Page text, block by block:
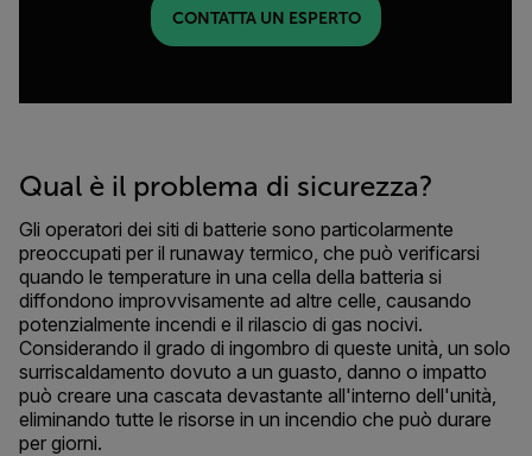
CONTATTA UN ESPERTO
Qual è il problema di sicurezza?
Gli operatori dei siti di batterie sono particolarmente
preoccupati per il runaway termico, che può verificarsi
quando le temperature in una cella della batteria si
diffondono improvvisamente ad altre celle, causando
potenzialmente incendi e il rilascio di gas nocivi.
Considerando il grado di ingombro di queste unità, un solo
surriscaldamento dovuto a un guasto, danno o impatto
può creare una cascata devastante all'interno dell'unità,
eliminando tutte le risorse in un incendio che può durare
per giorni.